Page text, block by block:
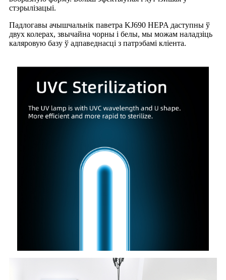
стэрылізацыі.
Падлогавы ачышчальнік паветра KJ690 HEPA даступны ў
двух колерах, звычайна чорны і белы, мы можам наладзіць
каляровую базу ў адпаведнасці з патрэбамі кліента.